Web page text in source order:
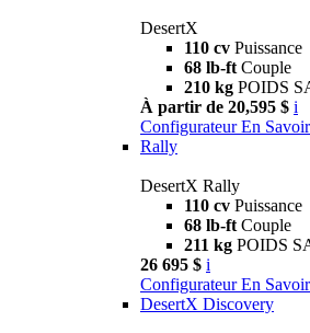
DesertX
110 cv Puissance
68 lb-ft Couple
210 kg POIDS
À partir de 20,595 $ i
Configurateur En
Rally
DesertX Rally
110 cv Puissance
68 lb-ft Couple
211 kg POIDS
26 695 $ i
Configurateur En
DesertX Discovery